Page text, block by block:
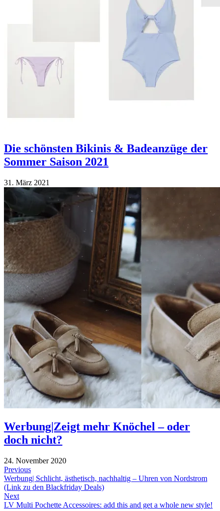
Die schönsten Bikinis & Badeanzüge der
Sommer Saison 2021
31. März 2021
Werbung|Zeigt mehr Knöchel – oder
doch nicht?
24. November 2020
Beitragsnavigation
Previous
Previous
post:
Werbung| Schlicht, ästhetisch, nachhaltig – Uhren von Nordstrom
(Link zu den Blackfriday Deals)
Next
Next
LV Multi Pochette Accessoires: add this and get a whole new style!